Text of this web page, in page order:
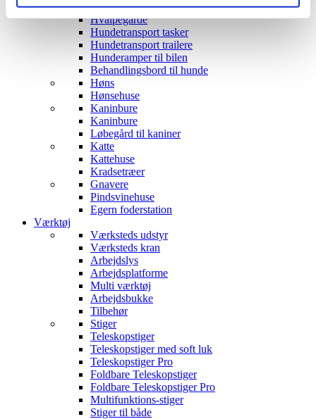
Hunde
Hvalpegårde
Hundetransport tasker
Hundetransport trailere
Hunderamper til bilen
Behandlingsbord til hunde
Høns
Hønsehuse
Kaninbure
Kaninbure
Løbegård til kaniner
Katte
Kattehuse
Kradsetræer
Gnavere
Pindsvinehuse
Egern foderstation
Værktøj
Værksteds udstyr
Værksteds kran
Arbejdslys
Arbejdsplatforme
Multi værktøj
Arbejdsbukke
Tilbehør
Stiger
Teleskopstiger
Teleskopstiger med soft luk
Teleskopstiger Pro
Foldbare Teleskopstiger
Foldbare Teleskopstiger Pro
Multifunktions-stiger
Stiger til både